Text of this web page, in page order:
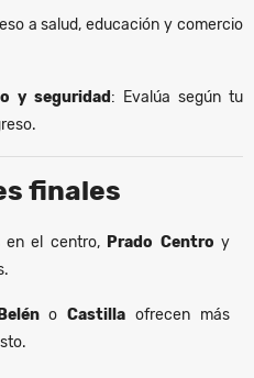
a salud, educación y comercio
y seguridad : Evalúa según tu
finales
en el centro, Prado Centro y
BelénoCastilla ofrecen más